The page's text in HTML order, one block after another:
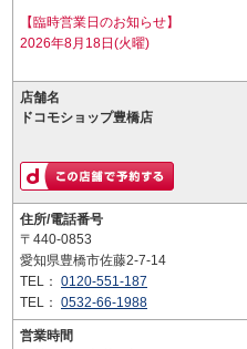
【臨時営業日のお知らせ】
2026年8月18日(火曜)
店舗名
ドコモショップ豊橋店
住所/電話番号
〒440-0853
愛知県豊橋市佐藤2-7-14
TEL： 0120-551-187
TEL： 0532-66-1988
営業時間